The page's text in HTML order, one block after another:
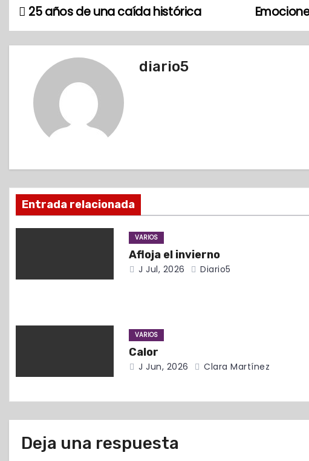
N
a
c
i
ó
e
t
r
a
d
25 años de una caída histórica
diario5
Entrada relacionada
VARIOS
Afloja el invierno
J Jul, 2026 Diario5
VARIOS
Calor
J Jun, 2026 Clara Martínez
Deja una respuesta